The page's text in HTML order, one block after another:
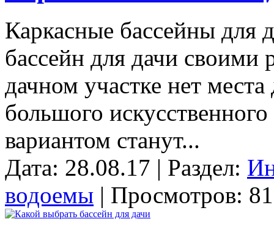
Каркасные бассейны для
бассейн для дачи
дачном участке нет
большого
вариантом станут...
Дата: 28.08.17 | Раздел:
водоемы | Просмотров: